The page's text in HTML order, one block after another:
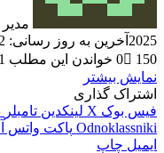
2025 آخرین به روز رسانی: 12 آوریل 2025
0
150
خواندن این مطلب 1 دقیقه زمان میبرد
نمایش بیشتر
اشتراک گذاری
فیس بوک X لینکدین ‫تامبلر
‫Odnoklassniki پاکت واتس
ایمیل چاپ